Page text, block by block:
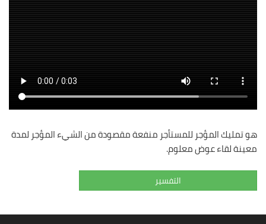
هو تمليك المؤجر للمستأجر منفعة مقصودة من الشيء المؤجر لمدة
معينة لقاء عوض معلوم.